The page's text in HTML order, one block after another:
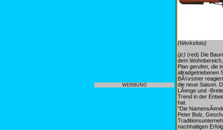
WERBUNG
(Werksfoto)
(jc) (red) Die
dem
Plan gerufen, die
allradgetriebenen
BÃ¼rstner
die neue Saison.
LÃ¤nge und -
Trend in der
hat.
"Die
Peter Bolz,
nachhaltigen